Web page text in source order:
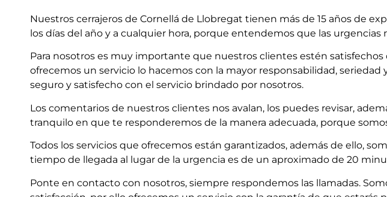
Nuestros cerrajeros de Cornellá de Llobregat tienen más de 15 años de
los días del año y a cualquier hora, porque entendemos que las urgencias
Para nosotros es muy importante que nuestros clientes estén
ofrecemos un servicio lo hacemos con la mayor responsabilidad,
seguro y satisfecho con el servicio brindado por nosotros.
Los comentarios de nuestros clientes nos avalan, los puedes revisar,
tranquilo en que te responderemos de la manera adecuada, porque
Todos los servicios que ofrecemos están garantizados, además de ello,
tiempo de llegada al lugar de la urgencia es de un aproximado de 20
Ponte en contacto con nosotros, siempre respondemos las llamadas.